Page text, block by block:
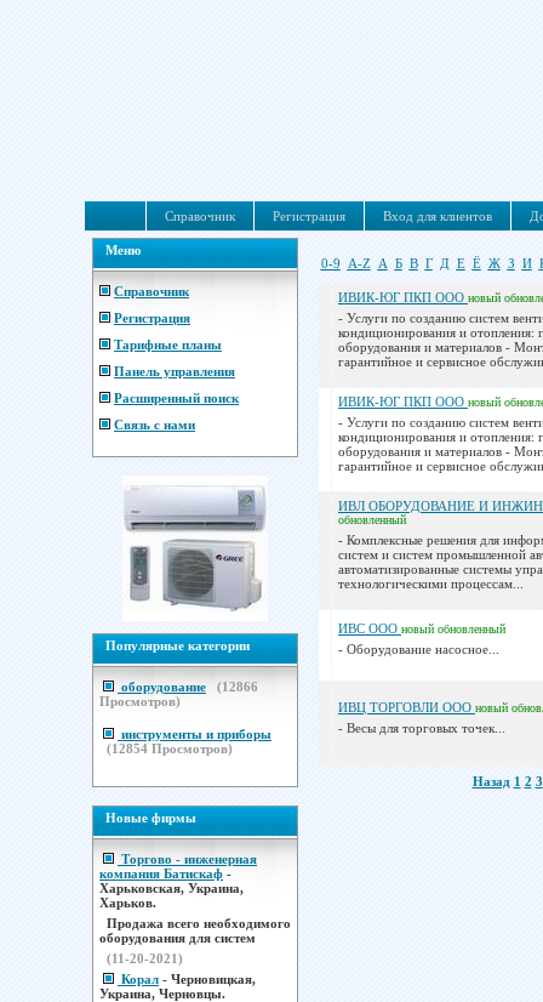
Справочник Регистрация Вход для клиентов
Меню
Справочник
Регистрация
Тарифные планы
Панель управления
Расширенный поиск
Связь с нами
Популярные категории
оборудование (12866
Просмотров)
инструменты и приборы
(12854 Просмотров)
Новые фирмы
Торгово - инженерная
компания Батискаф -
Харьковская, Украина,
Харьков.
Продажа всего необходимого
оборудования для систем
(11-20-2021)
Корал - Черновицкая,
Украина, Черновцы.
0-9 A-Z А Б В Г Д Е Ё Ж З И
ИВИК-ЮГ ПКП ООО новый
- Услуги по созданию систем
кондиционирования и отопления:
оборудования и материалов -
гарантийное и сервисное
ИВИК-ЮГ ПКП ООО новый
- Услуги по созданию систем
кондиционирования и отопления:
оборудования и материалов -
гарантийное и сервисное
ИВЛ ОБОРУДОВАНИЕ И
обновленный
- Комплексные решения для
систем и систем промышленной
автоматизированные системы
технологическими процессам...
ИВС ООО новый обновленный
- Оборудование насосное...
ИВЦ ТОРГОВЛИ ООО новый
- Весы для торговых точек...
Назад 1 2 3